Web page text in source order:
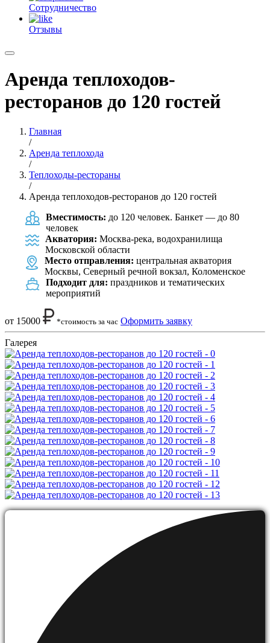
Сотрудничество
Отзывы
Аренда теплоходов-
ресторанов до 120 гостей
Главная
/
Аренда теплохода
/
Теплоходы-рестораны
/
Аренда теплоходов-ресторанов до 120 гостей
Вместимость: до 120 человек. Банкет — до 80
человек
Акватория: Москва-река, водохранилища
Московской области
Место отправления: центральная акватория
Москвы, Северный речной вокзал, Коломенское
Подходит для: праздников и тематических
мероприятий
от 15000 *стоимость за час Оформить заявку
Галерея